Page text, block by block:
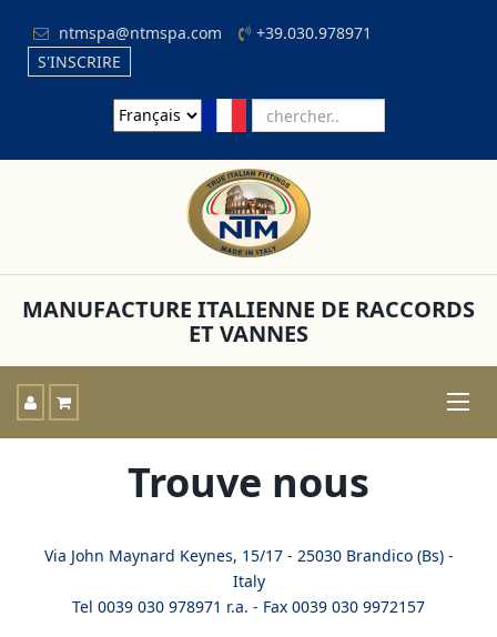
ntmspa@ntmspa.com
+39.030.978971
S'INSCRIRE
MANUFACTURE ITALIENNE DE RACCORDS
ET VANNES
Toggle
Trouve nous
Via John Maynard Keynes, 15/17 - 25030 Brandico (Bs) -
Italy
Tel 0039 030 978971 r.a. - Fax 0039 030 9972157